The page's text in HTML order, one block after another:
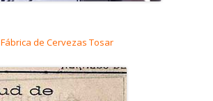
Fábrica de Cervezas Tosar